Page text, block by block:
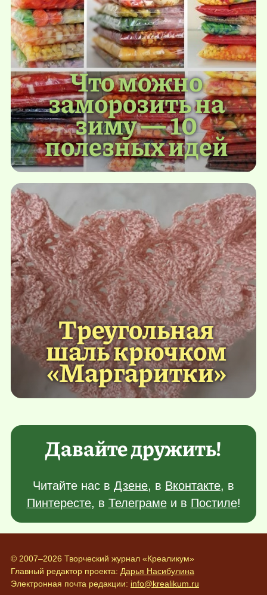
Что можно
заморозить на
зиму — 10
полезных идей
Треугольная
шаль крючком
«Маргаритки»
Давайте дружить!
Читайте нас в Дзене, в Вконтакте, в
Пинтересте, в Телеграмеи в Постиле!
© 2007–2026 Творческий журнал «Креаликум»
Главный редактор проекта: Дарья Насибулина
Электронная почта редакции: info@krealikum.ru